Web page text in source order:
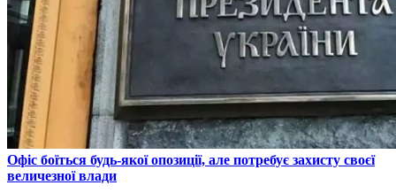
​Офіс боїться будь-якої опозиції, але потребує захисту своєї
величезної влади